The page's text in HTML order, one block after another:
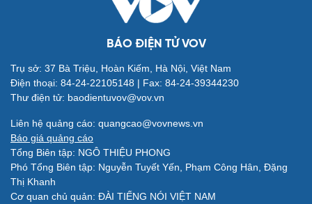
Du lịch
Săn Tour
BÁO ĐIỆN TỬ VOV
Trụ sở: 37 Bà Triệu, Hoàn Kiếm, Hà Nội, Việt Nam
Điện thoại: 84-24-22105148 | Fax: 84-24-39344230
Thư điện tử: baodientuvov@vov.vn
Liên hệ quảng cáo: quangcao@vovnews.vn
Báo giá quảng cáo
Tổng Biên tập: NGÔ THIỆU PHONG
Phó Tổng Biên tập: Nguyễn Tuyết Yến, Phạm Công Hân, Đặng
Thị Khanh
Cơ quan chủ quản: ĐÀI TIẾNG NÓI VIỆT NAM